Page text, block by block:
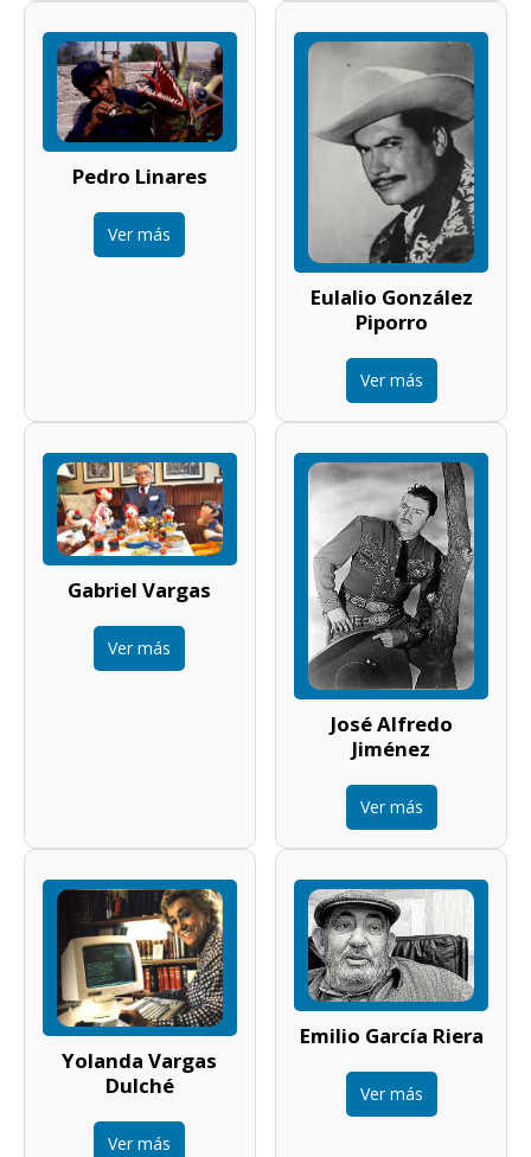
Pedro Linares
Ver más
Eulalio González
Piporro
Ver más
Gabriel Vargas
Ver más
José Alfredo
Jiménez
Ver más
Yolanda Vargas
Dulché
Ver más
Emilio García Riera
Ver más